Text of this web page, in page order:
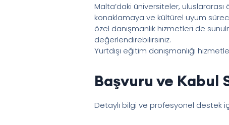
Malta’daki üniversiteler,
konaklamaya ve kültürel uyum
özel danışmanlık hizmetleri de
değerlendirebilirsiniz.
Yurtdışı eğitim danışmanlığı
Başvuru ve Kabul
Detaylı bilgi ve profesyonel destek